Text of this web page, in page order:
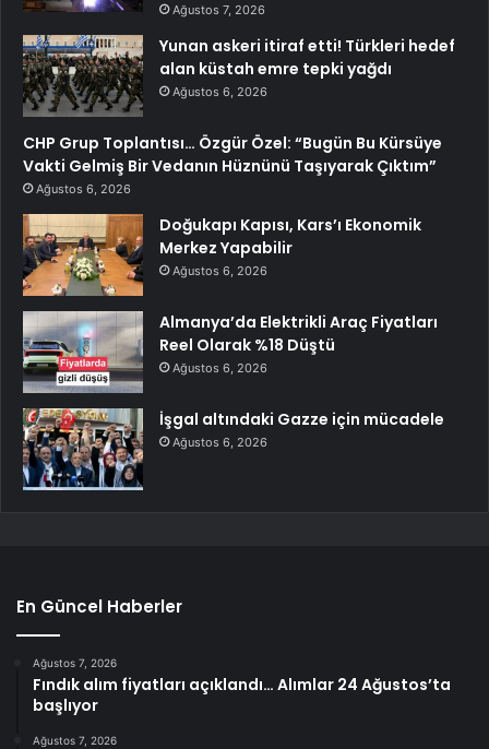
Ağustos 7, 2026
Yunan askeri itiraf etti! Türkleri hedef
alan küstah emre tepki yağdı
Ağustos 6, 2026
CHP Grup Toplantısı… Özgür Özel: “Bugün Bu Kürsüye
Vakti Gelmiş Bir Vedanın Hüznünü Taşıyarak Çıktım”
Ağustos 6, 2026
Doğukapı Kapısı, Kars’ı Ekonomik
Merkez Yapabilir
Ağustos 6, 2026
Almanya’da Elektrikli Araç Fiyatları
Reel Olarak %18 Düştü
Ağustos 6, 2026
İşgal altındaki Gazze için mücadele
Ağustos 6, 2026
En Güncel Haberler
Ağustos 7, 2026
Fındık alım fiyatları açıklandı… Alımlar 24 Ağustos’ta
başlıyor
Ağustos 7, 2026